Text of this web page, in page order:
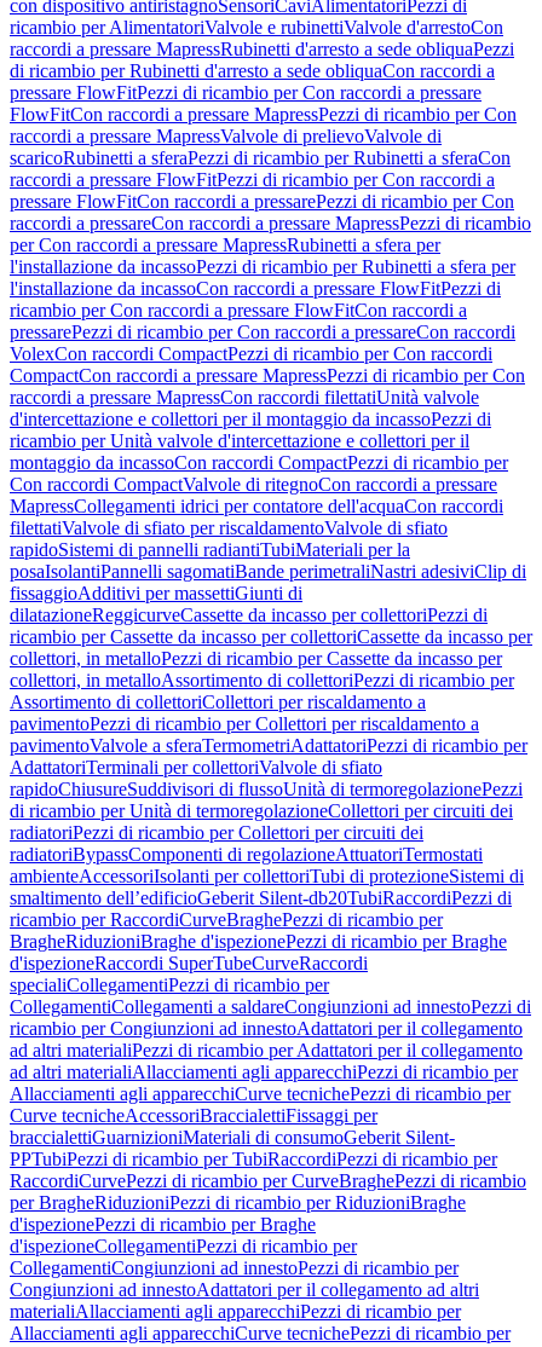
con dispositivo antiristagnoSensoriCaviAlimentatori Pezzi di
ricambio per AlimentatoriValvole e rubinettiValvole d'arrestoCon
raccordi a pressare MapressRubinetti d'arresto a sede obliquaPezzi
di ricambio per Rubinetti d'arresto a sede obliquaCon raccordi a
pressare FlowFitPezzi di ricambio per Con raccordi a pressare
FlowFitCon raccordi a pressare MapressPezzi di ricambio per Con
raccordi a pressare MapressValvole di prelievoValvole di
scaricoRubinetti a sferaPezzi di ricambio per Rubinetti a sferaCon
raccordi a pressare FlowFitPezzi di ricambio per Con raccordi a
pressare FlowFitCon raccordi a pressarePezzi di ricambio per Con
raccordi a pressareCon raccordi a pressare MapressPezzi di ricambio
per Con raccordi a pressare MapressRubinetti a sfera per
l'installazione da incassoPezzi di ricambio per Rubinetti a sfera per
l'installazione da incassoCon raccordi a pressare FlowFitPezzi di
ricambio per Con raccordi a pressare FlowFitCon raccordi a
pressarePezzi di ricambio per Con raccordi a pressareCon raccordi
VolexCon raccordi CompactPezzi di ricambio per Con raccordi
CompactCon raccordi a pressare MapressPezzi di ricambio per Con
raccordi a pressare MapressCon raccordi filettatiUnità valvole
d'intercettazione e collettori per il montaggio da incassoPezzi di
ricambio per Unità valvole d'intercettazione e collettori per il
montaggio da incassoCon raccordi CompactPezzi di ricambio per
Con raccordi CompactValvole di ritegnoCon raccordi a pressare
MapressCollegamenti idrici per contatore dell'acquaCon raccordi
filettatiValvole di sfiato per riscaldamentoValvole di sfiato
rapidoSistemi di pannelli radiantiTubiMateriali per la
posaIsolantiPannelli sagomatiBande perimetraliNastri adesiviClip di
fissaggioAdditivi per massettiGiunti di
dilatazioneReggicurveCassette da incasso per collettoriPezzi di
ricambio per Cassette da incasso per collettoriCassette da incasso per
collettori, in metalloPezzi di ricambio per Cassette da incasso per
collettori, in metalloAssortimento di collettoriPezzi di ricambio per
Assortimento di collettoriCollettori per riscaldamento a
pavimentoPezzi di ricambio per Collettori per riscaldamento a
pavimentoValvole a sferaTermometriAdattatoriPezzi di ricambio per
AdattatoriTerminali per collettoriValvole di sfiato
rapidoChiusureSuddivisori di flussoUnità di termoregolazionePezzi
di ricambio per Unità di termoregolazioneCollettori per circuiti dei
radiatoriPezzi di ricambio per Collettori per circuiti dei
radiatoriBypassComponenti di regolazioneAttuatoriTermostati
ambienteAccessoriIsolanti per collettoriTubi di protezioneSistemi di
smaltimento dell’edificioGeberit Silent-db20TubiRaccordiPezzi di
ricambio per RaccordiCurveBraghePezzi di ricambio per
BragheRiduzioniBraghe d'ispezionePezzi di ricambio per Braghe
d'ispezioneRaccordi SuperTubeCurveRaccordi
specialiCollegamentiPezzi di ricambio per
CollegamentiCollegamenti a saldareCongiunzioni ad innestoPezzi di
ricambio per Congiunzioni ad innestoAdattatori per il collegamento
ad altri materialiPezzi di ricambio per Adattatori per il collegamento
ad altri materialiAllacciamenti agli apparecchiPezzi di ricambio per
Allacciamenti agli apparecchiCurve tecnichePezzi di ricambio per
Curve tecnicheAccessoriBraccialettiFissaggi per
braccialettiGuarnizioniMateriali di consumoGeberit Silent-
PPTubiPezzi di ricambio per TubiRaccordiPezzi di ricambio per
RaccordiCurvePezzi di ricambio per CurveBraghePezzi di ricambio
per BragheRiduzioniPezzi di ricambio per RiduzioniBraghe
d'ispezionePezzi di ricambio per Braghe
d'ispezioneCollegamentiPezzi di ricambio per
CollegamentiCongiunzioni ad innestoPezzi di ricambio per
Congiunzioni ad innestoAdattatori per il collegamento ad altri
materialiAllacciamenti agli apparecchiPezzi di ricambio per
Allacciamenti agli apparecchiCurve tecnichePezzi di ricambio per